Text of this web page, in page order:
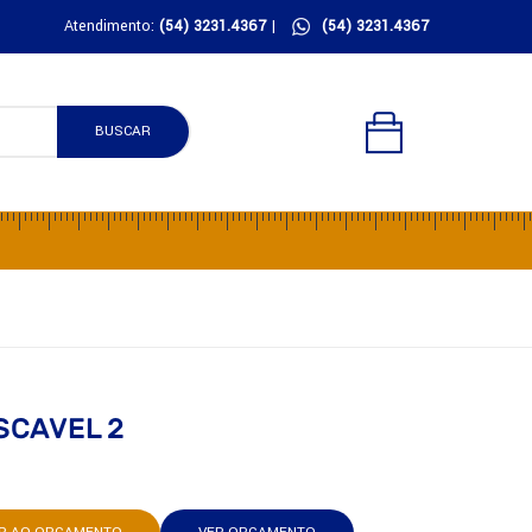
Atendimento: (54) 3231.4367| (54) 3231.4367
BUSCAR
2